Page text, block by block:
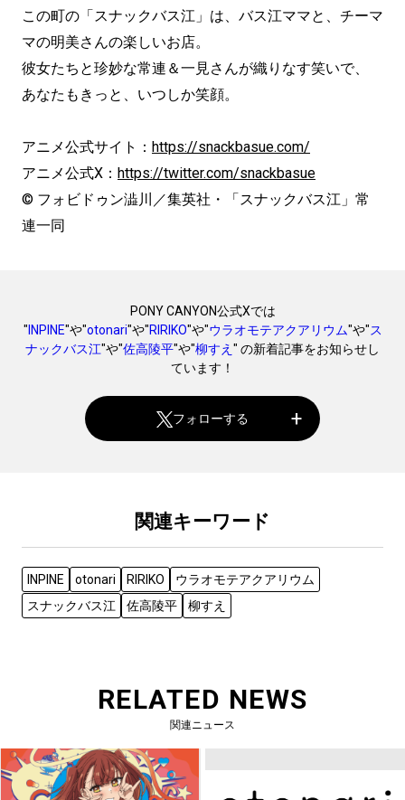
この町の「スナックバス江」は、バス江ママと、チーマ
マの明美さんの楽しいお店。
彼女たちと珍妙な常連＆一見さんが織りなす笑いで、
あなたもきっと、いつしか笑顔。
アニメ公式サイト： https://snackbasue.com/
アニメ公式X： https://twitter.com/snackbasue
© フォビドゥン澁川／集英社・「スナックバス江」常
連一同
PONY CANYON公式Xでは
" INPINE"や"otonari"や"RIRIKO"や"ウラオモテアクアリウム"や"ス
ナックバス江"や"佐高陵平"や"柳すえ " の新着記事をお知らせし
ています！
フォローする
関連キーワード
INPINE otonari RIRIKO
ウラオモテアクアリウム
スナックバス江
佐高陵平 柳すえ
RELATED NEWS
関連ニュース